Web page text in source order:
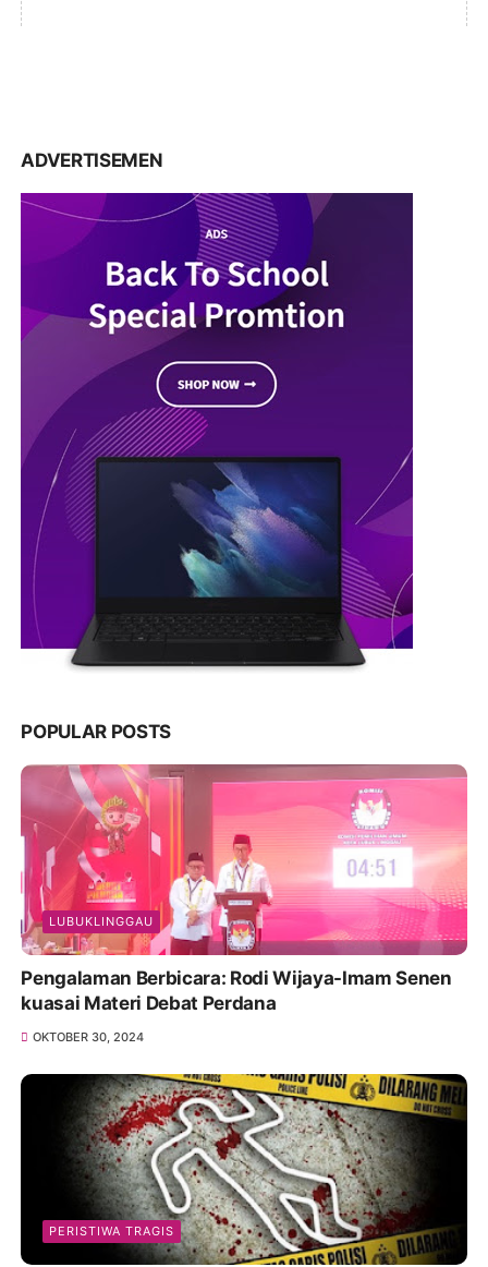
ADVERTISEMEN
POPULAR POSTS
LUBUKLINGGAU
Pengalaman Berbicara: Rodi Wijaya-Imam Senen
kuasai Materi Debat Perdana
OKTOBER 30, 2024
PERISTIWA TRAGIS